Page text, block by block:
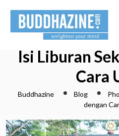
Isi Liburan
Cara
Buddhazine Blog
dengan